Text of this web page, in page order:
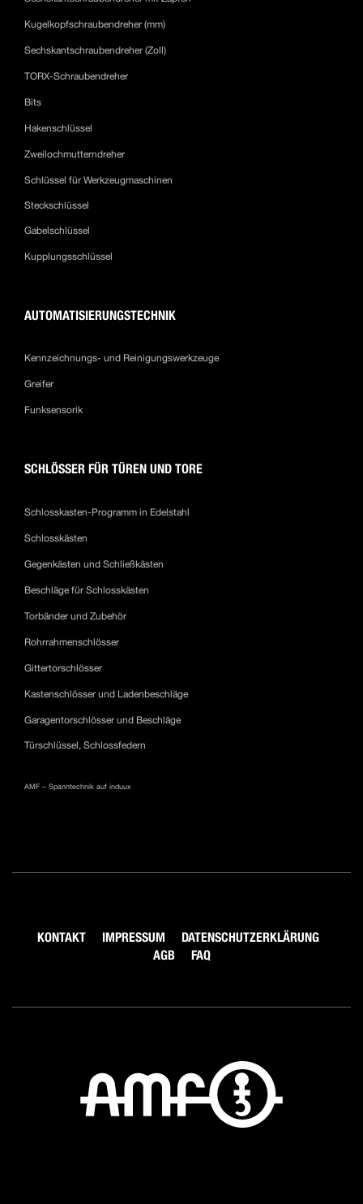
Kugelkopfschraubendreher (mm)
Sechskantschraubendreher (Zoll)
TORX-Schraubendreher
Bits
Hakenschlüssel
Zweilochmutterndreher
Schlüssel für Werkzeugmaschinen
Steckschlüssel
Gabelschlüssel
Kupplungsschlüssel
AUTOMATISIERUNGSTECHNIK
Kennzeichnungs- und Reinigungswerkzeuge
Greifer
Funksensorik
SCHLÖSSER FÜR TÜREN UND TORE
Schlosskasten-Programm in Edelstahl
Schlosskästen
Gegenkästen und Schließkästen
Beschläge für Schlosskästen
Torbänder und Zubehör
Rohrrahmenschlösser
Gittertorschlösser
Kastenschlösser und Ladenbeschläge
Garagentorschlösser und Beschläge
Türschlüssel, Schlossfedern
AMF – Spanntechnik auf induux
KONTAKT IMPRESSUM
DATENSCHUTZERKLÄRUNG
AGB
FAQ